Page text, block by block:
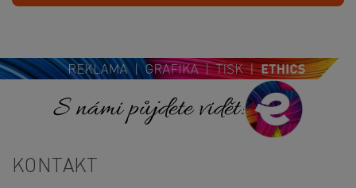
S námi půjdete vidět!
KONTAKT